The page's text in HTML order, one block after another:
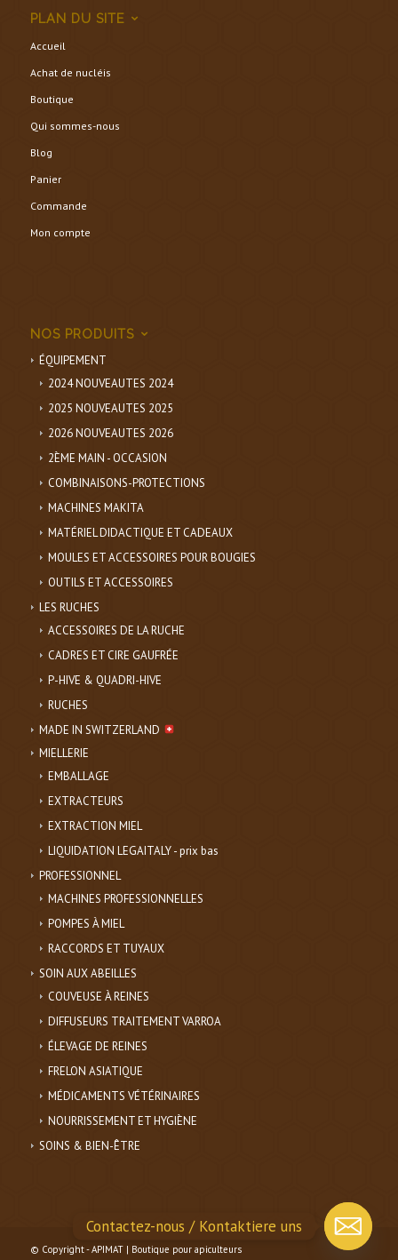
PLAN DU SITE
Accueil
Achat de nucléis
Boutique
Qui sommes-nous
Blog
Panier
Commande
Mon compte
NOS PRODUITS
ÉQUIPEMENT
2024 NOUVEAUTES 2024
2025 NOUVEAUTES 2025
2026 NOUVEAUTES 2026
2ÈME MAIN - OCCASION
COMBINAISONS-PROTECTIONS
MACHINES MAKITA
MATÉRIEL DIDACTIQUE ET CADEAUX
MOULES ET ACCESSOIRES POUR BOUGIES
OUTILS ET ACCESSOIRES
LES RUCHES
ACCESSOIRES DE LA RUCHE
CADRES ET CIRE GAUFRÉE
P-HIVE & QUADRI-HIVE
RUCHES
MADE IN SWITZERLAND
MIELLERIE
EMBALLAGE
EXTRACTEURS
EXTRACTION MIEL
LIQUIDATION LEGAITALY - prix bas
PROFESSIONNEL
MACHINES PROFESSIONNELLES
POMPES À MIEL
RACCORDS ET TUYAUX
SOIN AUX ABEILLES
COUVEUSE À REINES
DIFFUSEURS TRAITEMENT VARROA
ÉLEVAGE DE REINES
FRELON ASIATIQUE
MÉDICAMENTS VÉTÉRINAIRES
NOURRISSEMENT ET HYGIÈNE
SOINS & BIEN-ÊTRE
© Copyright - APIMAT | Boutique pour apiculteurs
Contactez-nous / Kontaktiere uns